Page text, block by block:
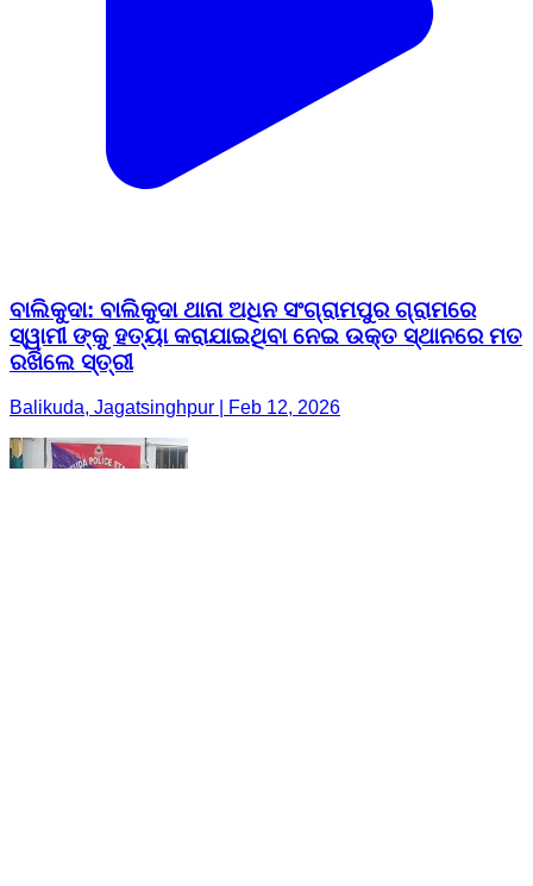
ବାଲିକୁଦା: ବାଲିକୁଦା ଥାନା ଅଧିନ ସଂଗ୍ରାମପୁର ଗ୍ରାମରେ
ସ୍ୱାମୀ ଙ୍କୁ ହତ୍ୟା କରାଯାଇଥିବା ନେଇ ଉକ୍ତ ସ୍ଥାନରେ ମତ
ରଖିଲେ ସ୍ତ୍ରୀ
Balikuda, Jagatsinghpur | Feb 12, 2026